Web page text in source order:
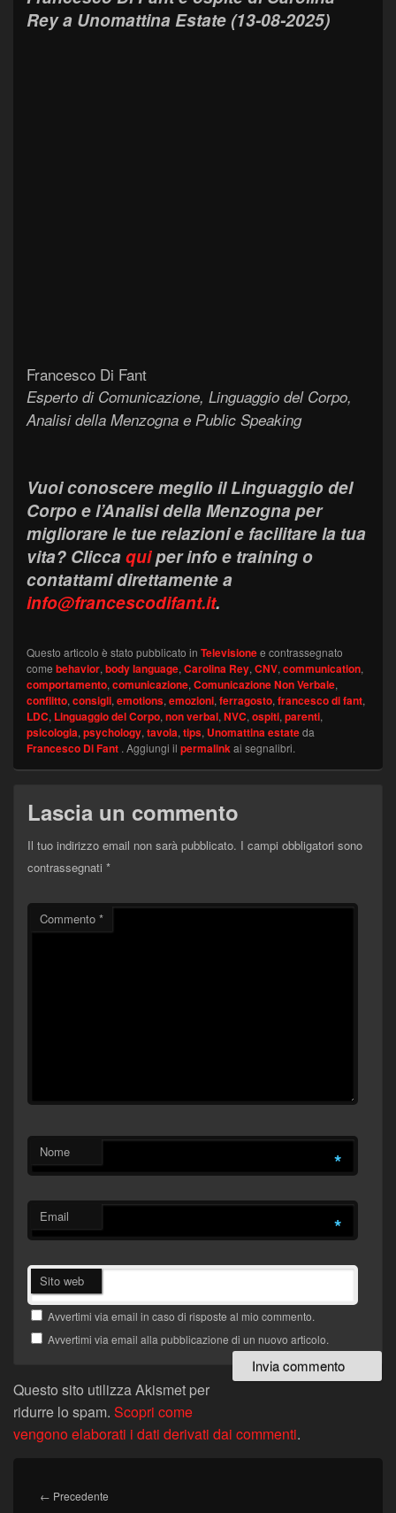
Rey a Unomattina Estate (13-08-2025)
Francesco Di Fant
Esperto di Comunicazione, Linguaggio del Corpo,
Analisi della Menzogna e Public Speaking
Vuoi conoscere meglio il Linguaggio del
Corpo e l’Analisi della Menzogna per
migliorare le tue relazioni e facilitare la tua
vita? Cliccaquiper info e training o
contattami direttamente a
info@francescodifant.it.
Questo articolo è stato pubblicato in Televisionee contrassegnato
come behavior, body language, Carolina Rey, CNV, communication,
comportamento, comunicazione, Comunicazione Non Verbale,
conflitto, consigli, emotions, emozioni, ferragosto, francesco di fant,
LDC, Linguaggio del Corpo, non verbal, NVC, ospiti, parenti,
psicologia, psychology, tavola, tips, Unomattina estateda
Francesco Di Fant . Aggiungi il permalinkai segnalibri.
Lascia un commento
Il tuo indirizzo email non sarà pubblicato. I campi obbligatori sono
contrassegnati *
Commento *
Nome *
Email *
Sito web
Avvertimi via email in caso di risposte al mio commento.
Avvertimi via email alla pubblicazione di un nuovo articolo.
Questo sito utilizza Akismet per
ridurre lo spam. Scopri come
vengono elaborati i dati derivati dai commenti.
articoli
← Precedente